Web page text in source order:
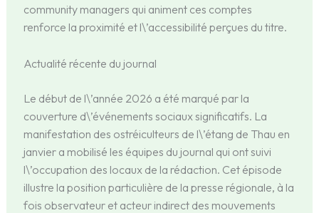
community managers qui animent ces comptes
renforce la proximité et l\’accessibilité perçues du titre.
Actualité récente du journal
Le début de l\’année 2026 a été marqué par la
couverture d\’événements sociaux significatifs. La
manifestation des ostréiculteurs de l\’étang de Thau en
janvier a mobilisé les équipes du journal qui ont suivi
l\’occupation des locaux de la rédaction. Cet épisode
illustre la position particulière de la presse régionale, à la
fois observateur et acteur indirect des mouvements